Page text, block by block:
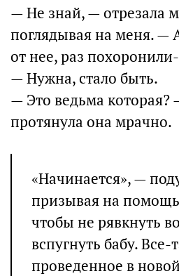
— Не знай, — отрезала
поглядывая на меня. —
от нее, раз
— Нужна, стало быть.
— Это ведьма которая?
протянула она мрачно.
«Начинается», —
призывая на
чтобы не рявкнуть
вспугнуть бабу. Все-
проведенное в